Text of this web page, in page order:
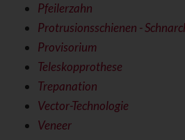
Pfeilerzahn
Protrusionsschienen -
Provisorium
Teleskopprothese
Trepanation
Vector-Technologie
Veneer